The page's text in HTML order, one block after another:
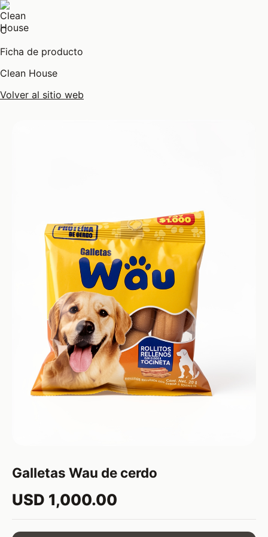
C
Ficha de producto
Clean House
Volver al sitio web
Galletas Wau de cerdo
USD 1,000.00